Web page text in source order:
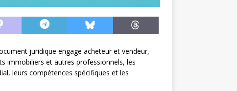
juridique engage acheteur et vendeur,
immobiliers et autres professionnels, les
leurs compétences spécifiques et les